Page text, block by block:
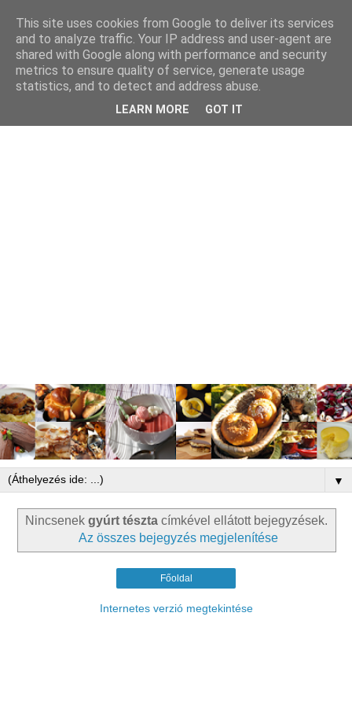
▼
Nincsenek gyúrt tésztacímkével ellátott bejegyzések.
Az összes bejegyzés megjelenítése
Főoldal
Internetes verzió megtekintése
This site uses cookies from Google to deliver its services
and to analyze traffic. Your IP address and user-agent are
shared with Google along with performance and security
metrics to ensure quality of service, generate usage
statistics, and to detect and address abuse.
LEARN MORE GOT IT